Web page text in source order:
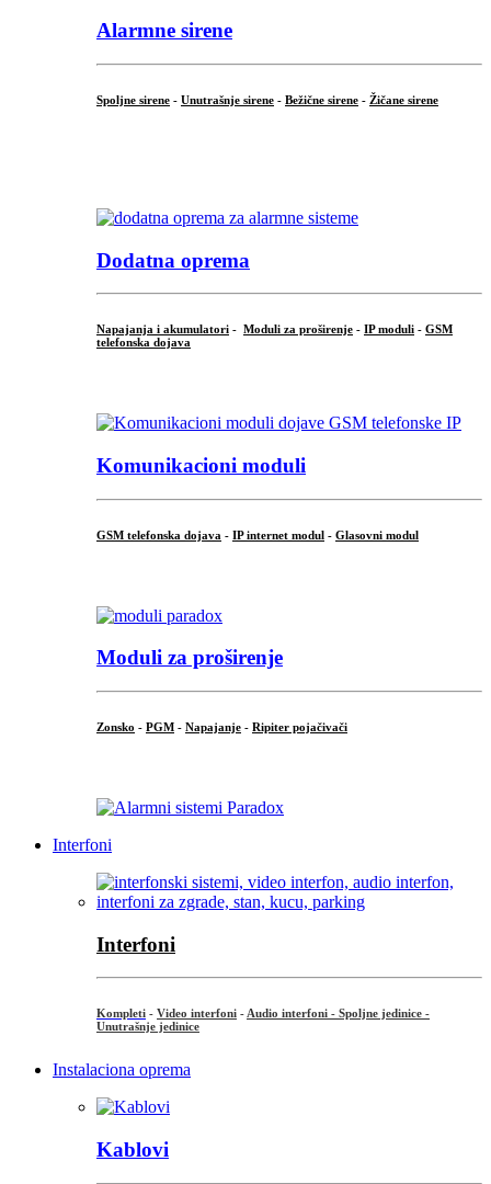
Alarmne sirene
Spoljne sirene - Unutrašnje sirene - Bežične sirene - Žičane sirene
Dodatna oprema
Napajanja i akumulatori - Moduli za proširenje - IP moduli - GSM
telefonska dojava
Komunikacioni moduli
GSM telefonska dojava - IP internet modul - Glasovni modul
Moduli za proširenje
Zonsko - PGM - Napajanje - Ripiter pojačivači
Interfoni
Interfoni
Kompleti - Video interfoni - Audio interfoni - Spoljne jedinice -
Unutrašnje jedinice
Instalaciona oprema
Kablovi